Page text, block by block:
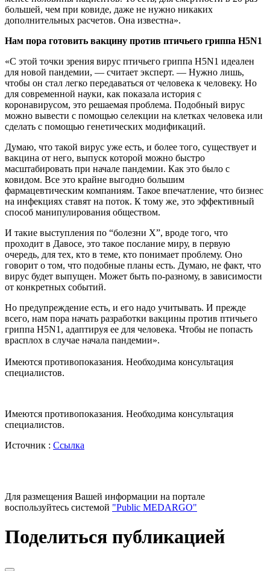
большей, чем при ковиде, даже не нужно никаких
дополнительных расчетов. Она известна».
Нам пора готовить вакцину против птичьего гриппа H5N1
«С этой точки зрения вирус птичьего гриппа H5N1 идеален
для новой пандемии, — считает эксперт. — Нужно лишь,
чтобы он стал легко передаваться от человека к человеку. Но
для современной науки, как показала история с
коронавирусом, это решаемая проблема. Подобный вирус
можно вывести с помощью селекции на клетках человека или
сделать с помощью генетических модификаций.
Думаю, что такой вирус уже есть, и более того, существует и
вакцина от него, выпуск которой можно быстро
масштабировать при начале пандемии. Как это было с
ковидом. Все это крайне выгодно большим
фармацевтическим компаниям. Такое впечатление, что бизнес
на инфекциях ставят на поток. К тому же, это эффективный
способ манипулирования обществом.
И такие выступления по “болезни Х”, вроде того, что
проходит в Давосе, это такое послание миру, в первую
очередь, для тех, кто в теме, кто понимает проблему. Оно
говорит о том, что подобные планы есть. Думаю, не факт, что
вирус будет выпущен. Может быть по-разному, в зависимости
от конкретных событий.
Но предупреждение есть, и его надо учитывать. И прежде
всего, нам пора начать разработки вакцины против птичьего
гриппа H5N1, адаптируя ее для человека. Чтобы не попасть
врасплох в случае начала пандемии».
Имеются противопоказания. Необходима консультация
специалистов.
Имеются противопоказания. Необходима консультация
специалистов.
Источник : Ссылка
Для размещения Вашей информации на портале
воспользуйтесь системой "Public MEDARGO"
Поделиться публикацией